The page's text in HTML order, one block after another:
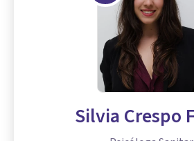
Silvia Crespo